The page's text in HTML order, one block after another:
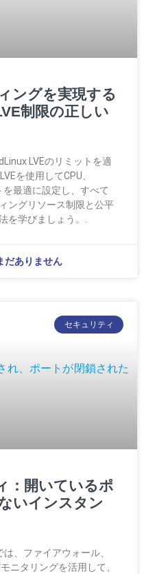
ングを実現する
制限の正しい
LVEのリミットを適
を使用してCPU、
最適に設定し、すべて
ングリソース制限と公平
を学びましょう。.
だありません
セキュリティ
：開いているポ
いインスタン
、ファイアウォール、
ニタリングを活用して、